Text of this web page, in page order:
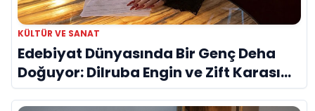
KÜLTÜR VE SANAT
Edebiyat Dünyasında Bir Genç Deha
Doğuyor: Dilruba Engin ve Zift Karası
Evreni ‘AVENOİR’